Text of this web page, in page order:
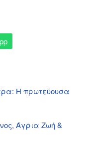
Η πρωτεύουσα
Άγρια Ζωή &